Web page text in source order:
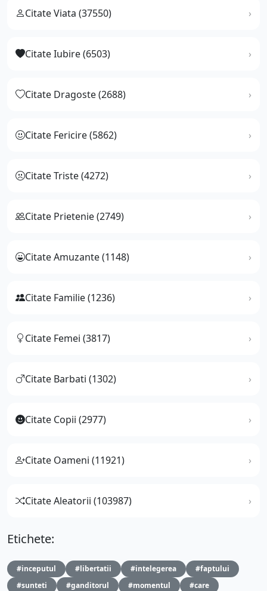
Citate Viata (37550)
Citate Iubire (6503)
Citate Dragoste (2688)
Citate Fericire (5862)
Citate Triste (4272)
Citate Prietenie (2749)
Citate Amuzante (1148)
Citate Familie (1236)
Citate Femei (3817)
Citate Barbati (1302)
Citate Copii (2977)
Citate Oameni (11921)
Citate Aleatorii (103987)
Etichete:
#inceputul #libertatii #intelegerea
#faptului
#sunteti
#ganditorul #momentul
#care